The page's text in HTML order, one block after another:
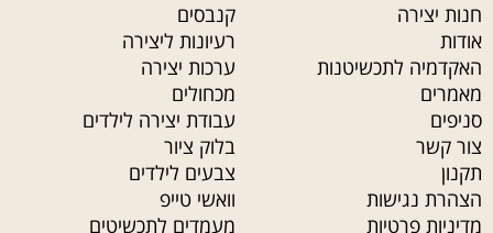
חנות יצירה
אודות
האקדמיה לתכשיטנות
מאמרים
סניפים
צור קשר
תקנון
הצהרת נגישות
מדיניות פרטיות
קנבסים
רעיונות ליצירה
ערכות יצירה
מכחולים
עבודת יצירה לילדים
בלוק ציור
צבעים לילדים
וואשי טייפ
מעמדים לתכשיטים